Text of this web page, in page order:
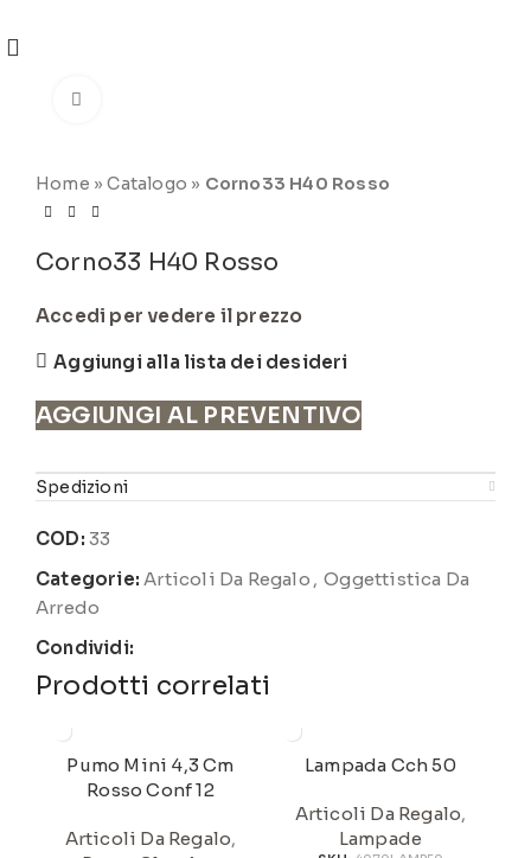
Home »Catalogo » Corno33 H40 Rosso
Corno33 H40 Rosso
Accedi per vedere il prezzo
Aggiungi alla lista dei desideri
AGGIUNGI AL PREVENTIVO
Spedizioni
COD: 33
Categorie: Articoli Da Regalo , Oggettistica Da
Arredo
Condividi:
Prodotti correlati
Pumo Mini 4,3 Cm
Rosso Conf 12
Articoli Da Regalo,
Lampada Cch 50
Articoli Da Regalo,
Lampade